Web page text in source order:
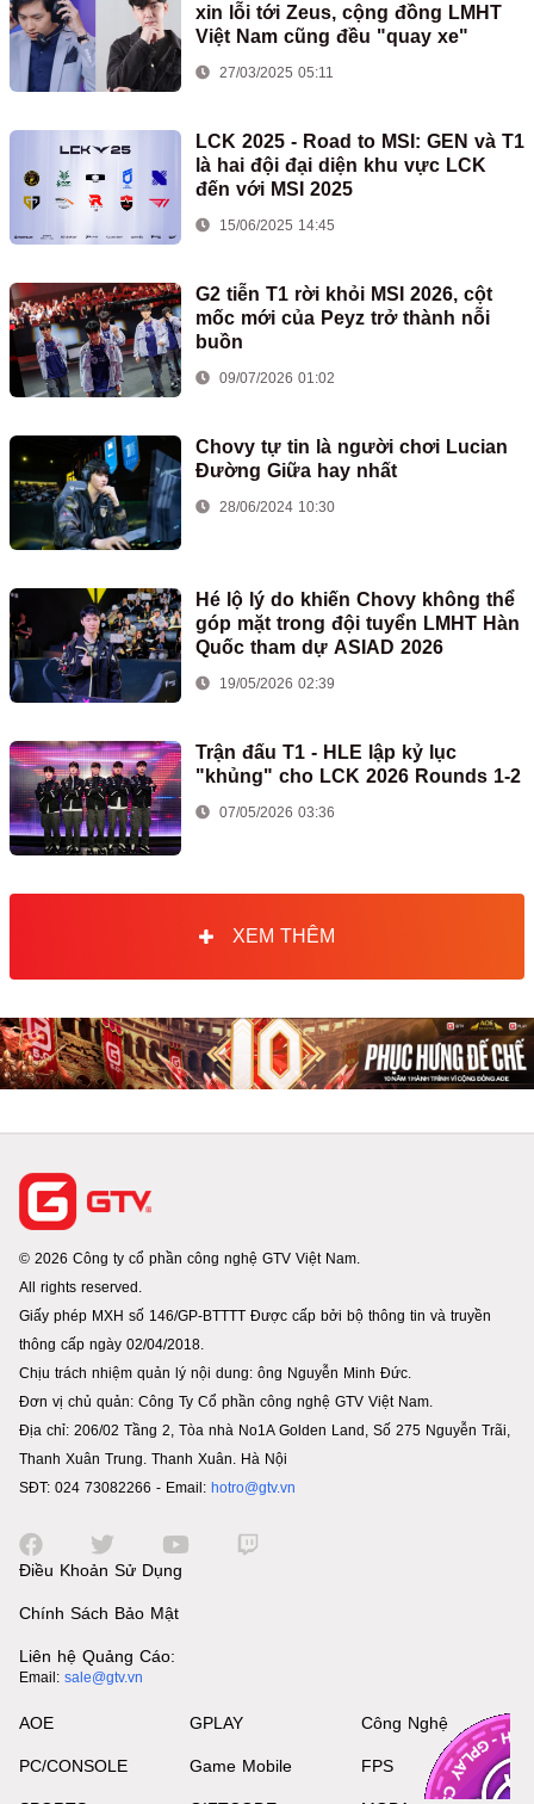
xin lỗi tới Zeus, cộng đồng LMHT
Việt Nam cũng đều "quay xe"
27/03/2025 05:11
LCK 2025 - Road to MSI: GEN và T1
là hai đội đại diện khu vực LCK
đến với MSI 2025
15/06/2025 14:45
G2 tiễn T1 rời khỏi MSI 2026, cột
mốc mới của Peyz trở thành nỗi
buồn
09/07/2026 01:02
Chovy tự tin là người chơi Lucian
Đường Giữa hay nhất
28/06/2024 10:30
Hé lộ lý do khiến Chovy không thể
góp mặt trong đội tuyển LMHT Hàn
Quốc tham dự ASIAD 2026
19/05/2026 02:39
Trận đấu T1 - HLE lập kỷ lục
"khủng" cho LCK 2026 Rounds 1-2
07/05/2026 03:36
XEM THÊM
© 2026 Công ty cổ phần công nghệ GTV Việt Nam.
All rights reserved.
Giấy phép MXH số 146/GP-BTTTT Được cấp bởi bộ thông tin và truyền
thông cấp ngày 02/04/2018.
Chịu trách nhiệm quản lý nội dung: ông Nguyễn Minh Đức.
Đơn vị chủ quản: Công Ty Cổ phần công nghệ GTV Việt Nam.
Địa chỉ: 206/02 Tầng 2, Tòa nhà No1A Golden Land, Số 275 Nguyễn Trãi,
Thanh Xuân Trung. Thanh Xuân. Hà Nội
SĐT: 024 73082266 - Email: hotro@gtv.vn
Điều Khoản Sử Dụng
Chính Sách Bảo Mật
Liên hệ Quảng Cáo:
Email: sale@gtv.vn
AOE
PC/CONSOLE
GPLAY
Game Mobile
Công Nghệ
FPS